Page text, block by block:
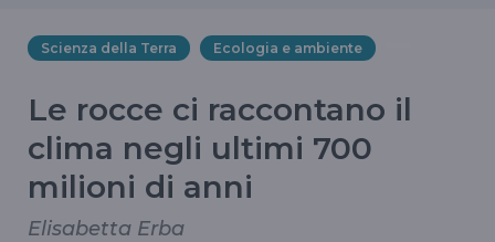
Scienza della Terra Ecologia e ambiente
Le rocce ci raccontano il
clima negli ultimi 700
milioni di anni
Elisabetta Erba